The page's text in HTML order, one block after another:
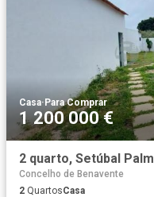
Casa·Para Comprar
1 200 000 €
2 quarto, Setúbal
Concelho de Benavente
2 QuartosCasa